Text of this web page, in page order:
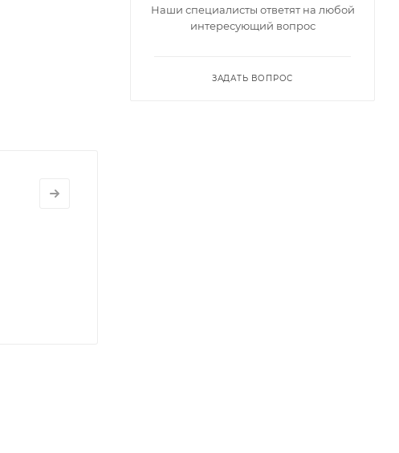
Наши специалисты ответят на любой
интересующий вопрос
ЗАДАТЬ ВОПРОС